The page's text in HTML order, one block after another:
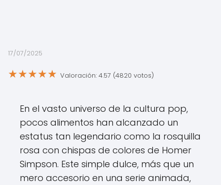
17/07/2025
★★★★★ Valoración: 4.57 (4820 votos)
En el vasto universo de la cultura pop,
pocos alimentos han alcanzado un
estatus tan legendario como la rosquilla
rosa con chispas de colores de Homer
Simpson. Este simple dulce, más que un
mero accesorio en una serie animada,